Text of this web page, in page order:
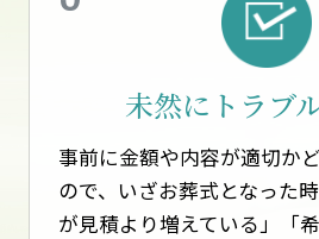
未然にトラブ
事前に金額や内容が適切か
ので、いざお葬式となった
が見積より増えている」「